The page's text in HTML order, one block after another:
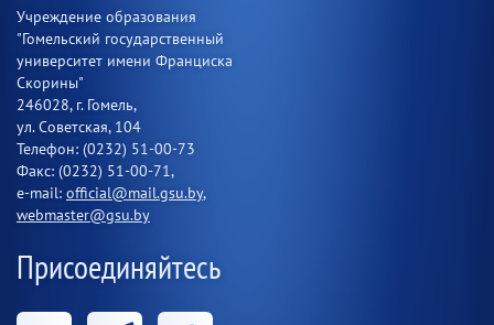
Учреждение образования
"Гомельский государственный
университет имени Франциска
Скорины"
246028, г. Гомель,
ул. Советская, 104
Телефон: (0232) 51-00-73
Факс: (0232) 51-00-71,
e-mail: official@mail.gsu.by,
webmaster@gsu.by
Присоединяйтесь